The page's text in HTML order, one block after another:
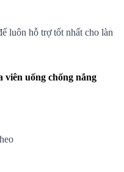
luôn hỗ trợ tốt nhất cho làn
viên uống chống nắng